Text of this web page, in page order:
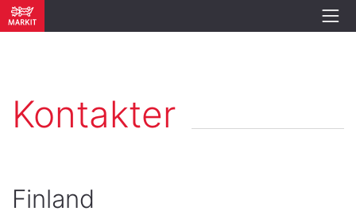
Kontakter
Finland